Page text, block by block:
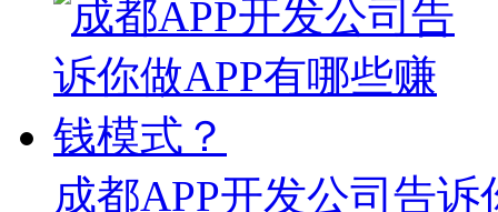
成都APP开发公司告